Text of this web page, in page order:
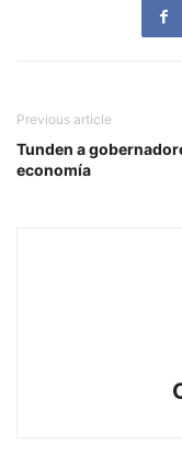
Previous article
Tunden a
economía